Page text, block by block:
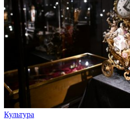
Культура